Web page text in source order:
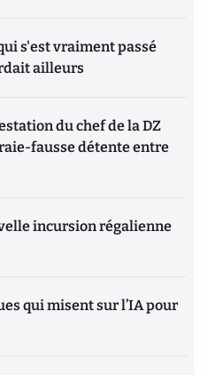
s'est vraiment passé
ailleurs
du chef de la DZ
fausse détente entre
incursion régalienne
qui misent sur l’IA pour